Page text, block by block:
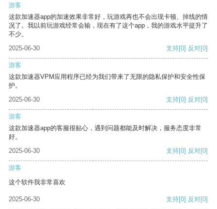
游客
这款加速器app的加速效果非常好，玩游戏再也不会出现卡顿、掉线的情
况了。我以前玩游戏经常会输，现在有了这个app，我的游戏水平提升了
不少。
2025-06-30
支持[0] 反对[0]
游客
这款加速器VPM应用程序已经为我们带来了无限的隐私保护和安全性保
护。
2025-06-30
支持[0] 反对[0]
游客
这款加速器app的客服很贴心，遇到问题都能及时解决，服务态度非常
好。
2025-06-30
支持[0] 反对[0]
游客
这个软件我非常喜欢
2025-06-30 支持[0] 反对[0]